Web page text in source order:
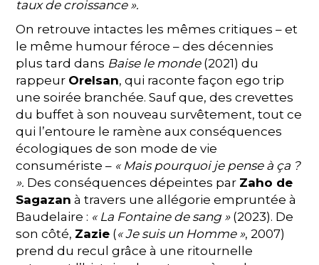
taux de croissance ».
On retrouve intactes les mêmes critiques – et
le même humour féroce – des décennies
plus tard dans Baise le monde(2021) du
rappeur Orelsan, qui raconte façon ego trip
une soirée branchée. Sauf que, des crevettes
du buffet à son nouveau survêtement, tout ce
qui l’entoure le ramène aux conséquences
écologiques de son mode de vie
consumériste – « Mais pourquoi je pense à ça ?
». Des conséquences dépeintes par Zaho de
Sagazan à travers une allégorie empruntée à
Baudelaire : « La Fontaine de sang »(2023). De
son côté, Zazie (« Je suis un Homme », 2007)
prend du recul grâce à une ritournelle